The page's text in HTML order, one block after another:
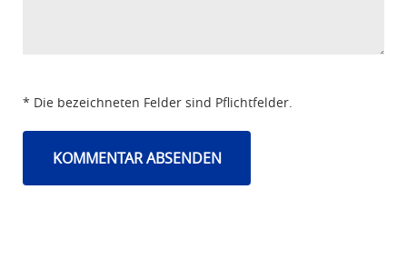
* Die bezeichneten Felder sind Pflichtfelder.